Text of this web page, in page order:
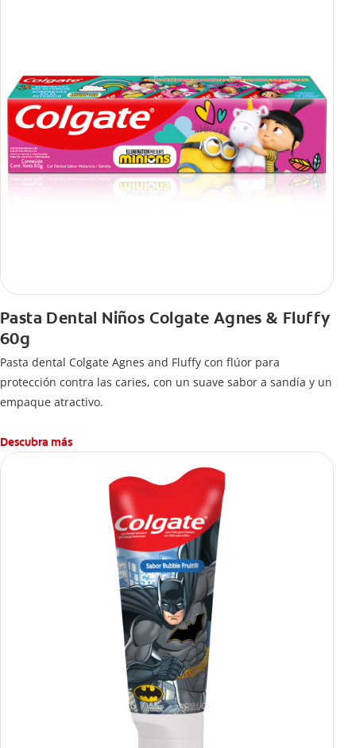
Pasta Dental Niños Colgate Agnes & Fluffy
60g
Pasta dental Colgate Agnes and Fluffy con flúor para
protección contra las caries, con un suave sabor a sandía y un
empaque atractivo.
Descubra más